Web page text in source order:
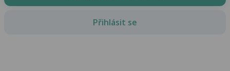
Přihlásit se